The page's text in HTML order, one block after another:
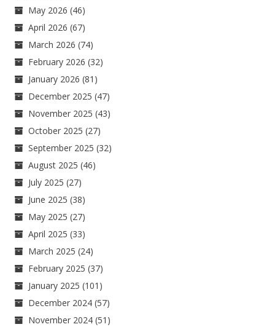
May 2026 (46)
April 2026 (67)
March 2026 (74)
February 2026 (32)
January 2026 (81)
December 2025 (47)
November 2025 (43)
October 2025 (27)
September 2025 (32)
August 2025 (46)
July 2025 (27)
June 2025 (38)
May 2025 (27)
April 2025 (33)
March 2025 (24)
February 2025 (37)
January 2025 (101)
December 2024 (57)
November 2024 (51)